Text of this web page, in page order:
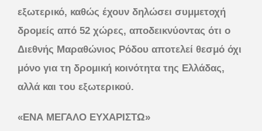
εξωτερικό, καθώς έχουν δηλώσει συμμετοχή
δρομείς από 52 χώρες, αποδεικνύοντας ότι ο
Διεθνής Μαραθώνιος Ρόδου αποτελεί θεσμό όχι
μόνο για τη δρομική κοινότητα της Ελλάδας,
αλλά και του εξωτερικού.
«ΕΝΑ ΜΕΓΑΛΟ ΕΥΧΑΡΙΣΤΩ»